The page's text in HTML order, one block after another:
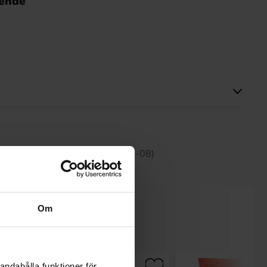
Om
dagene er 42.90 kr (2026-08-08)